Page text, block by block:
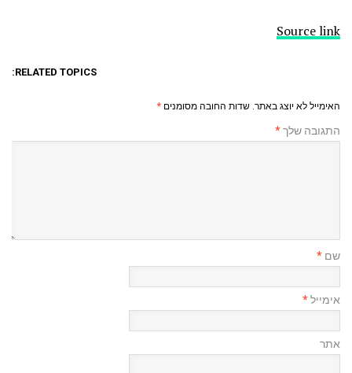
Source link
RELATED TOPICS:
האימייל לא יוצג באתר. שדות החובה מסומנים *
התגובה שלך*
שם *
אימייל*
אתר